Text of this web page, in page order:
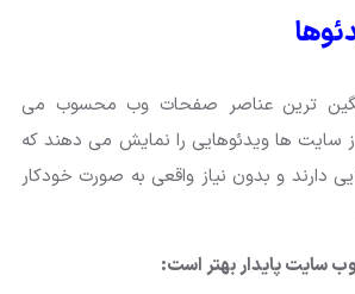
ترین عناصر صفحات وب محسوب می
سایت ها ویدئوهایی را نمایش می دهند که
دارند و بدون نیاز واقعی به صورت خودکار
سایت پایدار بهتر است: